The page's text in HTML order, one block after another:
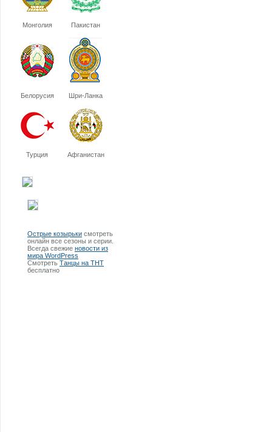
Монголия Пакистан
Белорусия Шри-Ланка
Турция Афганистан
Острые козырьки смотреть
онлайн все сезоны и серии.
Всегда свежие новости из
мира WordPress
Смотреть Танцы на ТНТ
бесплатно